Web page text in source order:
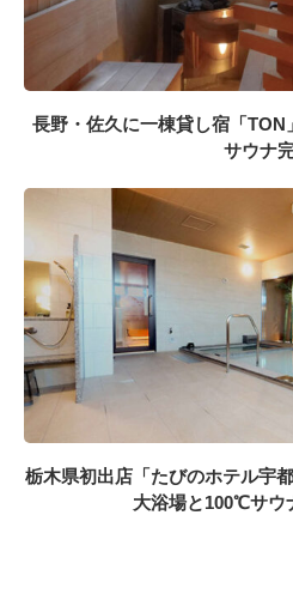
長野・佐久に一棟貸し宿「
サウナ
栃木県初出店「たびのホテル宇
大浴場と100℃サウ